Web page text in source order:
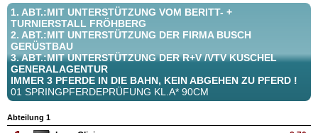
1. ABT.:MIT UNTERSTÜTZUNG VOM BERITT- +
TURNIERSTALL FRÖHBERG
2. ABT.:MIT UNTERSTÜTZUNG DER FIRMA BUSCH
GERÜSTBAU
3. ABT.:MIT UNTERSTÜTZUNG DER R+V /VTV KUSCHEL
GENERALAGENTUR
IMMER 3 PFERDE IN DIE BAHN, KEIN ABGEHEN ZU PFERD !
01 SPRINGPFERDEPRÜFUNG KL.A* 90CM
Abteilung 1